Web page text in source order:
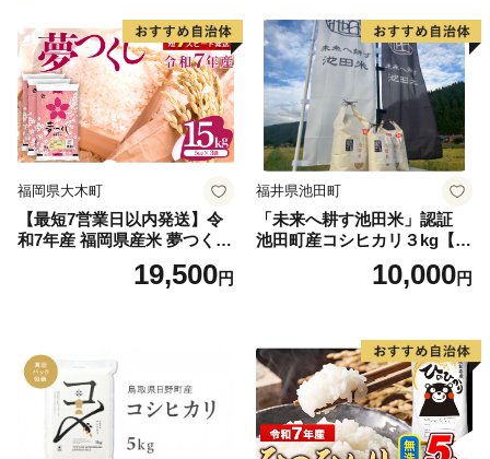
福岡県大木町
【最短7営業日以内発送】令
和7年産 福岡県産米 夢つくし
15kg 精米 ※北海道・沖縄・
19,500円
福井県池田町
「未来へ耕す池田米」認証
池田町産コシヒカリ３kg【お
1人様につき３セットまで】
10,000円